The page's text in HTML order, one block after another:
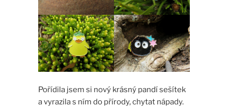
Pořídila jsem si nový krásný pandí sešítek
a vyrazila s ním do přírody, chytat nápady.